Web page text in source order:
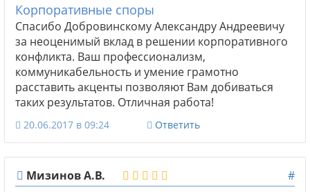
Корпоративные споры
Спасибо Добровинскому Александру Андреевичу
за неоценимый вклад в решении корпоративного
конфликта. Ваш профессионализм,
коммуникабельность и умение грамотно
расставить акценты позволяют Вам добиваться
таких результатов. Отличная работа!
20.06.2017 в 09:24 Ответить
Мизинов А.В. #